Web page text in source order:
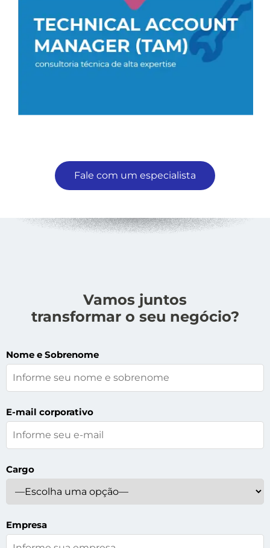
Fale com um especialista
Vamos juntos
transformar o seu negócio?
Nome e Sobrenome
E-mail corporativo
Cargo
Empresa